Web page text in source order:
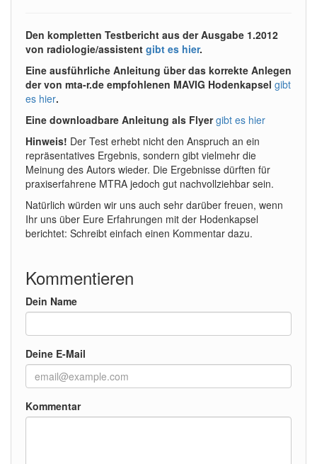
Den kompletten Testbericht aus der Ausgabe 1.2012
von radiologie/assistent gibt es hier.
Eine ausführliche Anleitung über das korrekte Anlegen
der von mta-r.de empfohlenen MAVIG Hodenkapsel gibt
es hier.
Eine downloadbare Anleitung als Flyergibt es hier
Hinweis! Der Test erhebt nicht den Anspruch an ein
repräsentatives Ergebnis, sondern gibt vielmehr die
Meinung des Autors wieder. Die Ergebnisse dürften für
praxiserfahrene MTRA jedoch gut nachvollziehbar sein.
Natürlich würden wir uns auch sehr darüber freuen, wenn
Ihr uns über Eure Erfahrungen mit der Hodenkapsel
berichtet: Schreibt einfach einen Kommentar dazu.
Kommentieren
Dein Name
Deine E-Mail
Kommentar